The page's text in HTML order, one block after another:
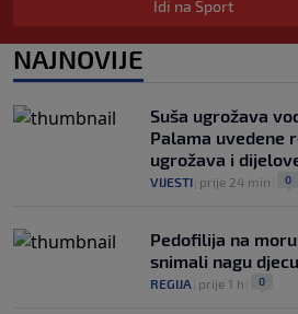
ulogu u Milanu:
0
to da ga pitam":
htio je samo
KOŠARKA 0
Idi na Sport
NAJNOVIJE
Suša ugrožava
Palama uvedene
ugrožava i
VIJESTI prije 24 min 0
Pedofilija na
snimali nagu
REGIJA prije 1 h 0